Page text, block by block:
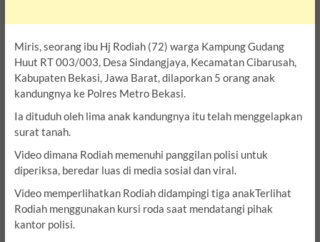
Miris, seorang ibu Hj Rodiah (72) warga Kampung Gudang
Huut RT 003/003, Desa Sindangjaya, Kecamatan Cibarusah,
Kabupaten Bekasi, Jawa Barat, dilaporkan 5 orang anak
kandungnya ke Polres Metro Bekasi.
Ia dituduh oleh lima anak kandungnya itu telah menggelapkan
surat tanah.
Video dimana Rodiah memenuhi panggilan polisi untuk
diperiksa, beredar luas di media sosial dan viral.
Video memperlihatkan Rodiah didampingi tiga anakTerlihat
Rodiah menggunakan kursi roda saat mendatangi pihak
kantor polisi.